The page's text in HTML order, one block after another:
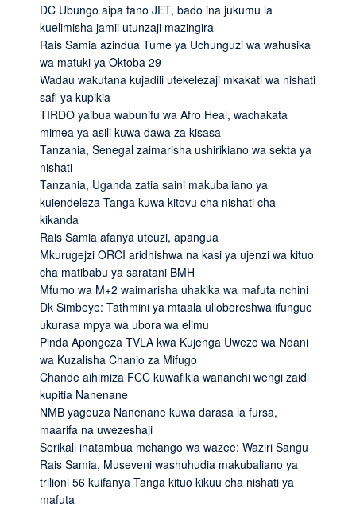
DC Ubungo aipa tano JET, bado ina jukumu la
kuelimisha jamii utunzaji mazingira
Rais Samia azindua Tume ya Uchunguzi wa wahusika
wa matuki ya Oktoba 29
Wadau wakutana kujadili utekelezaji mkakati wa nishati
safi ya kupikia
TIRDO yaibua wabunifu wa Afro Heal, wachakata
mimea ya asili kuwa dawa za kisasa
Tanzania, Senegal zaimarisha ushirikiano wa sekta ya
nishati
Tanzania, Uganda zatia saini makubaliano ya
kuiendeleza Tanga kuwa kitovu cha nishati cha
kikanda
Rais Samia afanya uteuzi, apangua
Mkurugejzi ORCI aridhishwa na kasi ya ujenzi wa kituo
cha matibabu ya saratani BMH
Mfumo wa M+2 waimarisha uhakika wa mafuta nchini
Dk Simbeye: Tathmini ya mtaala ulioboreshwa ifungue
ukurasa mpya wa ubora wa elimu
Pinda Apongeza TVLA kwa Kujenga Uwezo wa Ndani
wa Kuzalisha Chanjo za Mifugo
Chande aihimiza FCC kuwafikia wananchi wengi zaidi
kupitia Nanenane
NMB yageuza Nanenane kuwa darasa la fursa,
maarifa na uwezeshaji
Serikali inatambua mchango wa wazee: Waziri Sangu
Rais Samia, Museveni washuhudia makubaliano ya
trilioni 56 kuifanya Tanga kituo kikuu cha nishati ya
mafuta